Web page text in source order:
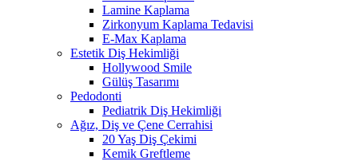
Lamine Kaplama
Zirkonyum Kaplama Tedavisi
E-Max Kaplama
Estetik Diş Hekimliği
Hollywood Smile
Gülüş Tasarımı
Pedodonti
Pediatrik Diş Hekimliği
Ağız, Diş ve Çene Cerrahisi
20 Yaş Diş Çekimi
Kemik Greftleme